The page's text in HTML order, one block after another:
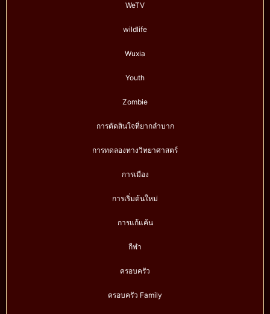
WeTV
wildlife
Wuxia
Youth
Zombie
การตัดสินใจที่ยากลำบาก
การทดลองทางวิทยาศาสตร์
การเมือง
การเริ่มต้นใหม่
การแก้แค้น
กีฬา
ครอบครัว
ครอบครัว Family